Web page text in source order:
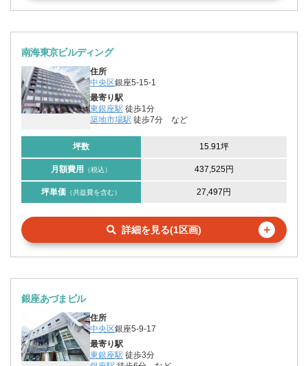
南海東京ビルディング
住所
中央区銀座5-15-1
最寄り駅
東銀座駅 徒歩1分
築地市場駅 徒歩7分 など
坪数 15.91坪
月額費用 （税込） 437,525円
坪単価 （共益費を含む） 27,497円
詳細を見る(1区画) ＋
銀座あづまビル
住所
中央区銀座5-9-17
最寄り駅
東銀座駅 徒歩3分